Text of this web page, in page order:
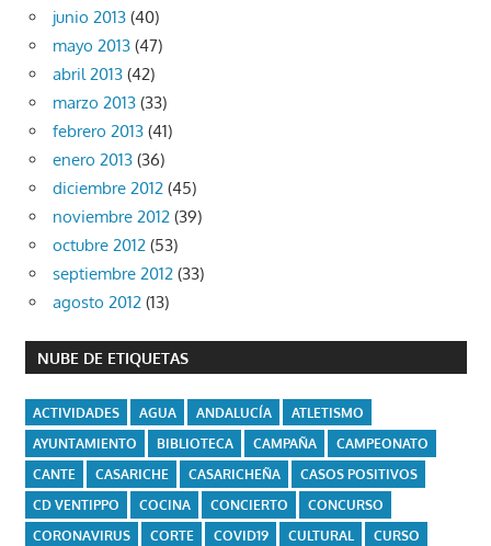
junio 2013 (40)
mayo 2013 (47)
abril 2013 (42)
marzo 2013 (33)
febrero 2013 (41)
enero 2013 (36)
diciembre 2012 (45)
noviembre 2012 (39)
octubre 2012 (53)
septiembre 2012 (33)
agosto 2012 (13)
NUBE DE ETIQUETAS
ACTIVIDADES AGUA ANDALUCÍA
ATLETISMO
AYUNTAMIENTO
BIBLIOTECA CAMPAÑA
CAMPEONATO
CANTE
CASARICHE CASARICHEÑA
CASOS POSITIVOS
CD VENTIPPO
COCINA CONCIERTO
CONCURSO
CORONAVIRUS
CORTE COVID19 CULTURAL
CURSO